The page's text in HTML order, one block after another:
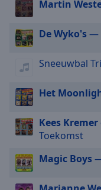
Picture-
in-
Picture
Fullscreen
modal
window.
Beginning
dialog
window.
Escape
Martin
De Wyko's—
Sneeuwbal
Het
Kees
Toekomst
Magic Boys